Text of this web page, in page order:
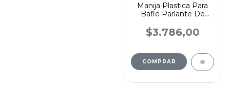
Manija Plastica Para
Bafle Parlante De
$3.786,00